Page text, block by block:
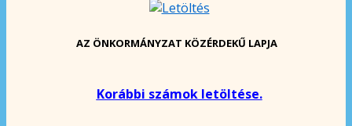
AZ ÖNKORMÁNYZAT KÖZÉRDEKŰ LAPJA
Korábbi számok letöltése.